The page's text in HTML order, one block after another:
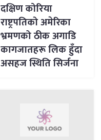
दक्षिण कोरिया
राष्ट्रपतिको अमेरिका
भ्रमणको ठीक अगाडि
कागजातहरू लिक हुँदा
असहज स्थिति सिर्जना